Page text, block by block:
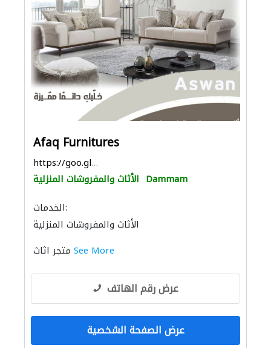
Afaq Furnitures
https://goo.gl/maps/QQm3v46wkpFTXe8f7
الأثاث والمفروشات المنزلية Dammam
الخدمات:
الأثاث والمفروشات المنزلية
See More
عرض رقم الهاتف
عرض الصفحة الشخصية